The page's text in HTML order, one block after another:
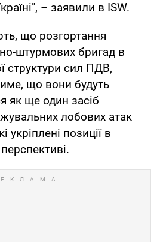
– заявили в ISW.
що розгортання
штурмових бригад в
структури сил ПДВ,
що вони будуть
як ще один засіб
лобових атак
укріплені позиції в